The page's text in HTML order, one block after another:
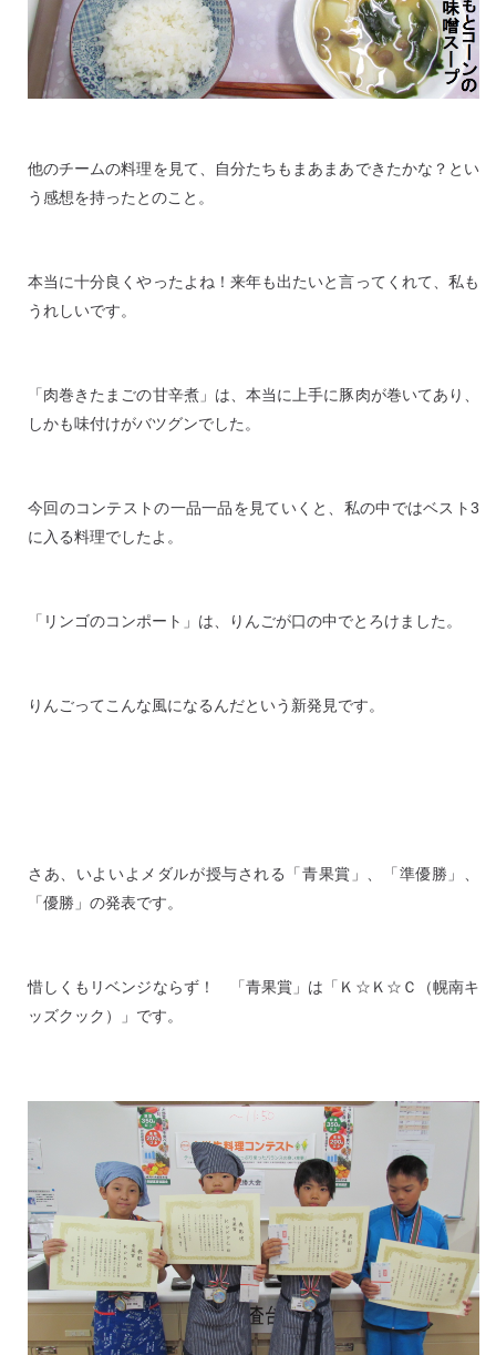
他のチームの料理を見て、自分たちもまあまあできたかな？とい
う感想を持ったとのこと。
本当に十分良くやったよね！来年も出たいと言ってくれて、私も
うれしいです。
「肉巻きたまごの甘辛煮」は、本当に上手に豚肉が巻いてあり、
しかも味付けがバツグンでした。
今回のコンテストの一品一品を見ていくと、私の中ではベスト3
に入る料理でしたよ。
「リンゴのコンポート」は、りんごが口の中でとろけました。
りんごってこんな風になるんだという新発見です。
さあ、いよいよメダルが授与される「青果賞」、「準優勝」、
「優勝」の発表です。
惜しくもリベンジならず！ 「青果賞」は「Ｋ☆Ｋ☆Ｃ（幌南キ
ッズクック）」です。